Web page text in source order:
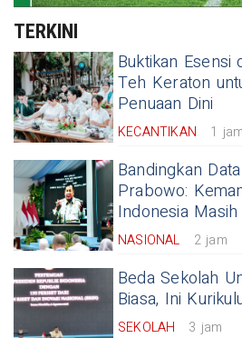
TERKINI
Buktikan Esensi
Teh Keraton
Penuaan Dini
KECANTIKAN 1 jam
Bandingkan
Prabowo:
Indonesia
NASIONAL 2 jam
Beda Sekolah
Biasa, Ini
SEKOLAH 3 jam